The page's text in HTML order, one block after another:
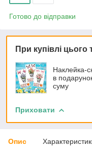
Готово до відправки
При купівлі
Наклейка-
в
суму
Приховати
Опис